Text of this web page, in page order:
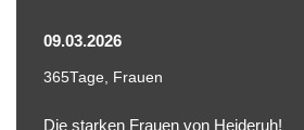
09.03.2026
365Tage Frauen
Die starken Frauen von Heideruh!